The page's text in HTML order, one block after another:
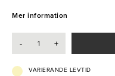
brett sortiment av
Mer information
- +
VARIERANDE LEVTID